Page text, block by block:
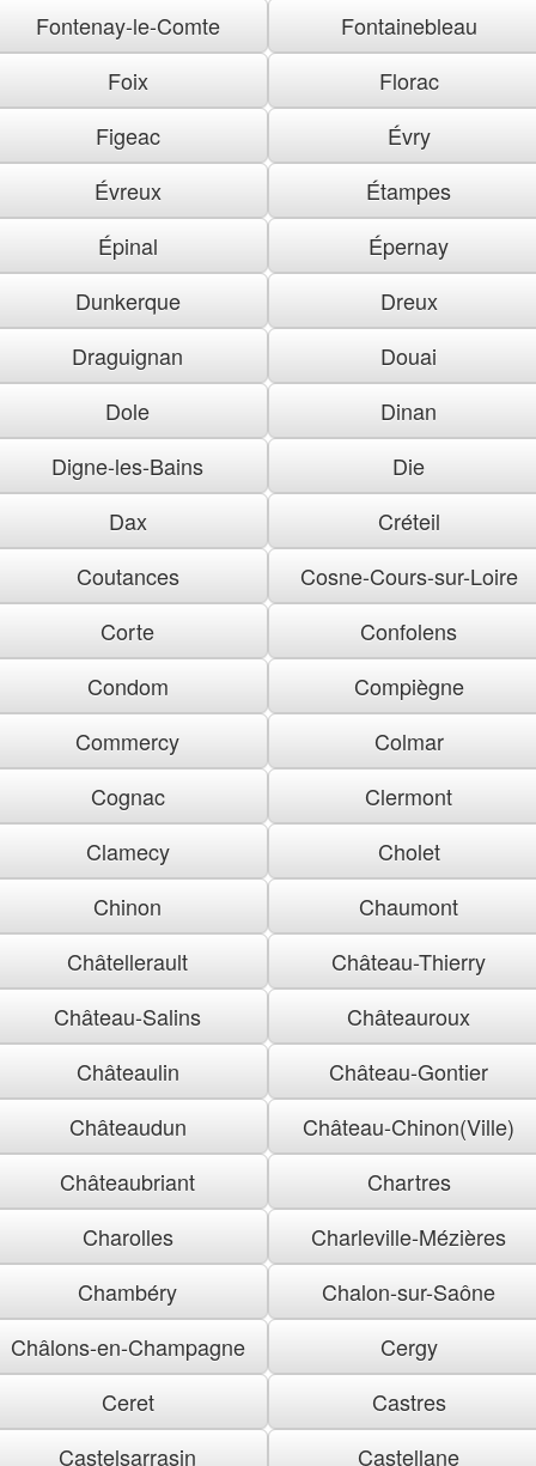
Fontenay-le-Comte
Fontainebleau
Foix
Florac
Figeac
Évry
Évreux
Étampes
Épinal
Épernay
Dunkerque
Dreux
Draguignan
Douai
Dole
Dinan
Digne-les-Bains
Die
Dax
Créteil
Coutances
Cosne-Cours-sur-Loire
Corte
Confolens
Condom
Compiègne
Commercy
Colmar
Cognac
Clermont
Clamecy
Cholet
Chinon
Chaumont
Châtellerault
Château-Thierry
Château-Salins
Châteauroux
Châteaulin
Château-Gontier
Châteaudun
Château-Chinon(Ville)
Châteaubriant
Chartres
Charolles
Charleville-Mézières
Chambéry
Chalon-sur-Saône
Châlons-en-Champagne
Cergy
Ceret
Castres
Castelsarrasin
Castellane